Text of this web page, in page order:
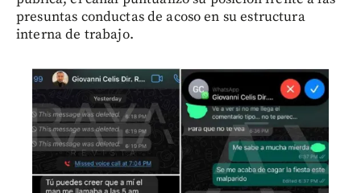
presuntas conductas de acoso en su estructura
interna de trabajo.